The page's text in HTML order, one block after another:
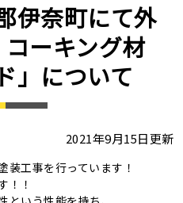
伊奈町にて外
ーキング材
」について
2021年9月15日更新
装工事を行っています！
！！